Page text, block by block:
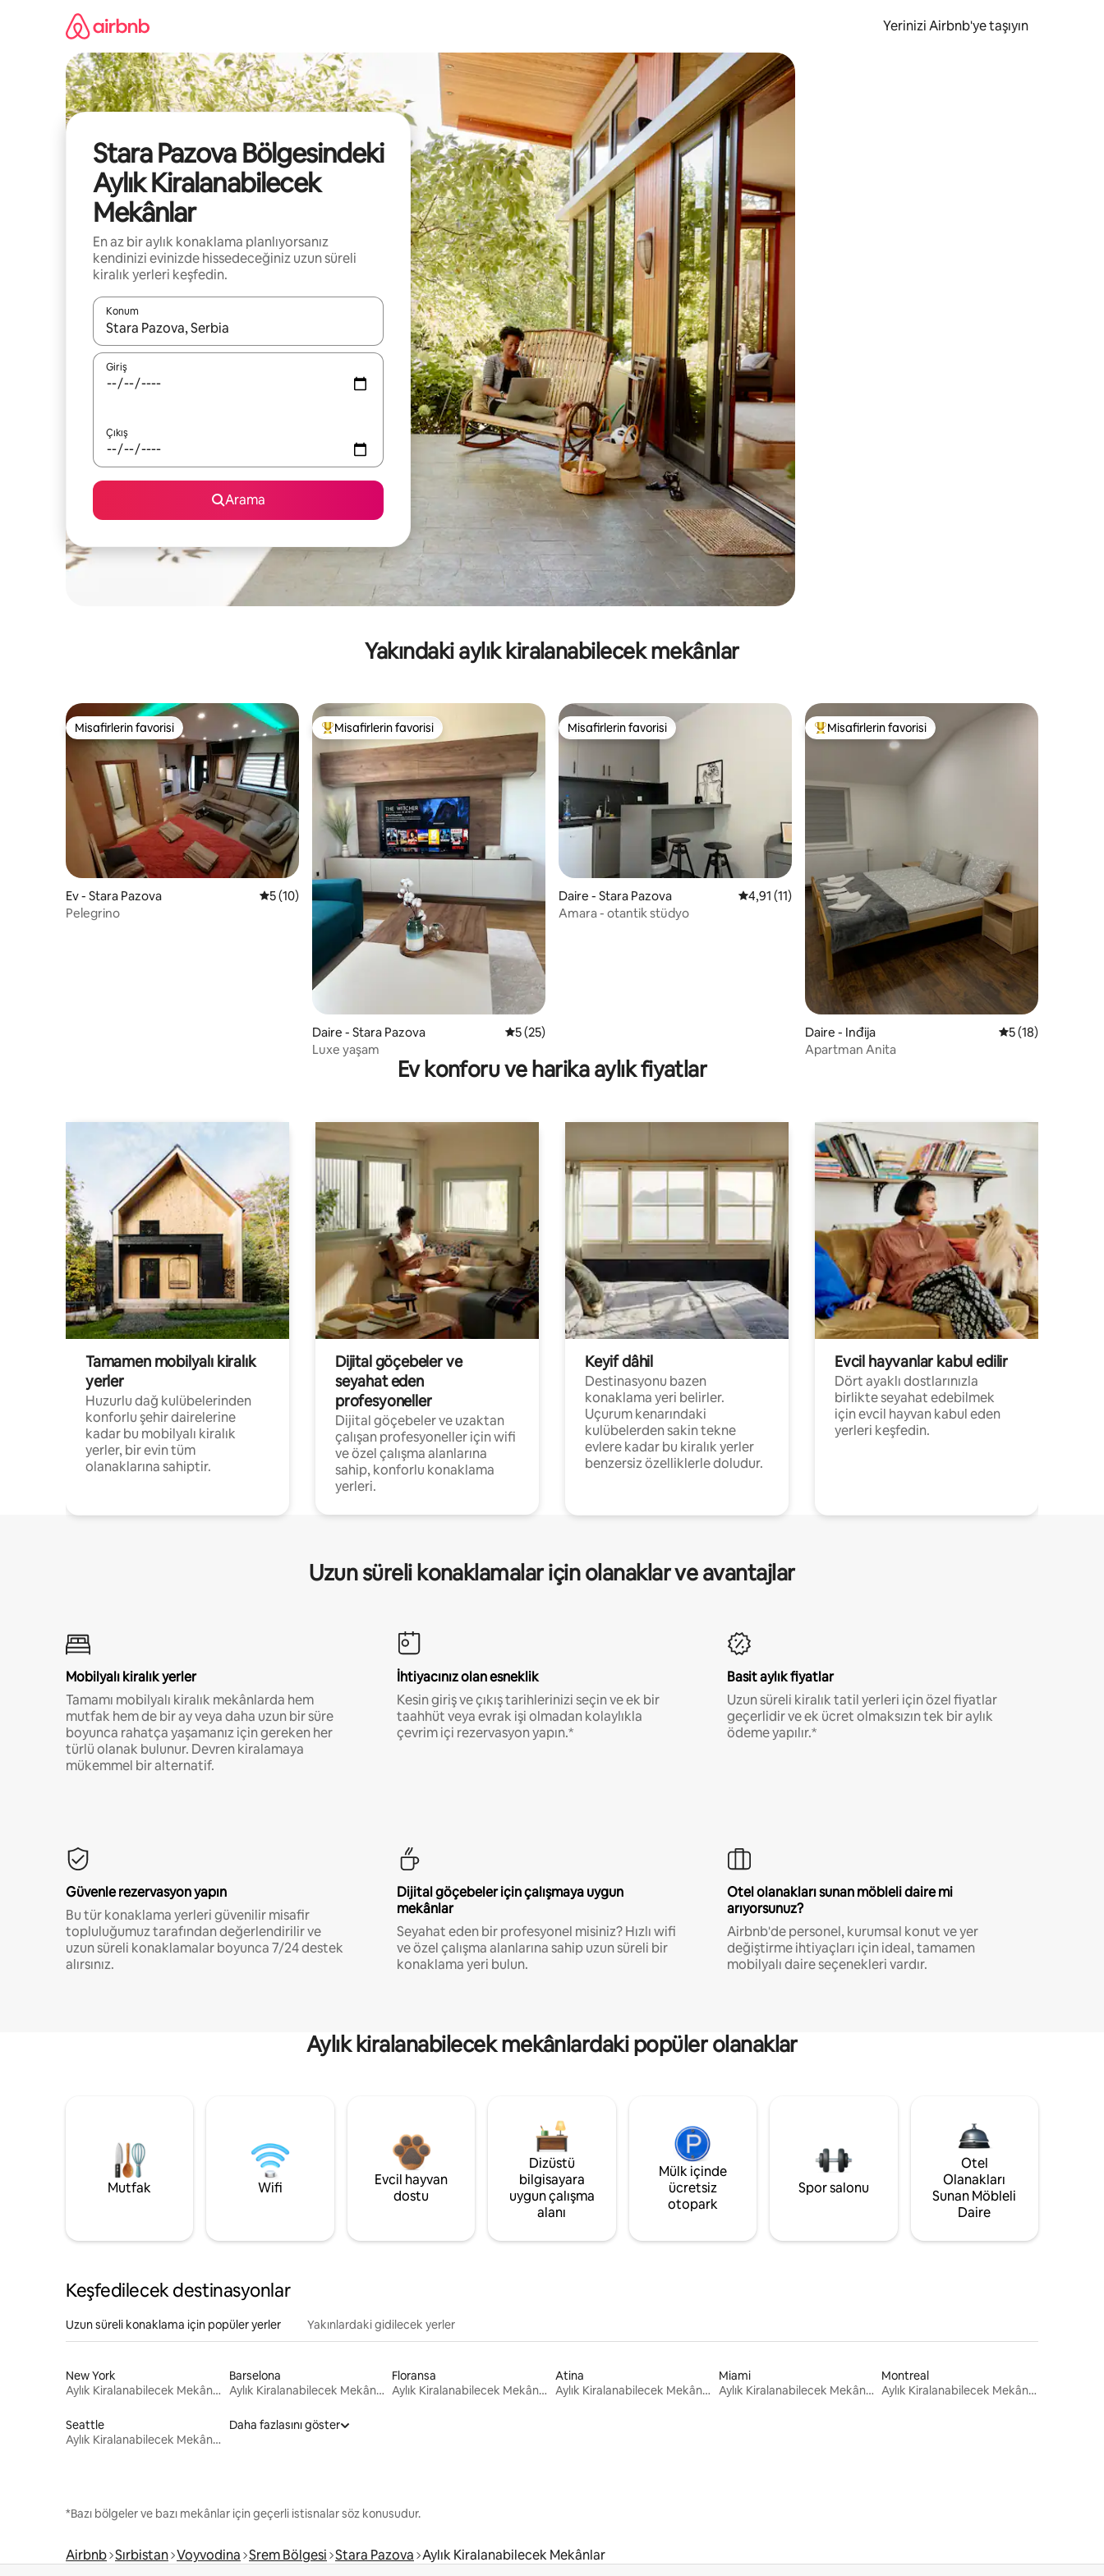
Yerinizi Airbnb'ye taşıyın
Stara Pazova Bölgesindeki
Aylık Kiralanabilecek
Mekânlar
En az bir aylık konaklama planlıyorsanız
kendinizi evinizde hissedeceğiniz uzun süreli
kiralık yerleri keşfedin.
Konum
Sonuçlar kullanılabilir olduğunda yukarı ve aşağı oklarıyla gezinin veya dokunarak ya da kaydırma hareketleriyle keşfedin.
Giriş
Çıkış
Arama
Yakındaki aylık kiralanabilecek mekânlar
Misafirlerin favorisi
Misafirlerin favorisi
Ev - Stara Pazova 5 üzerinden ortalama 5 puan, 10 değerlendirme
5 (10)
Pelegrino
Misafirlerin favorilerinden en beğenilenler arasında
Misafirlerin favorisi
Daire - Stara Pazova 5 üzerinden ortalama 5 puan, 25 değerlendirme
5 (25)
Luxe yaşam
Misafirlerin favorisi
Misafirlerin favorisi
Daire - Stara Pazova 5 üzerinden ortalama 4,91 puan, 11 değerlendirme
4,91 (11)
Amara - otantik stüdyo
Misafirlerin favorilerinden en beğenilenler arasında
Misafirlerin favorisi
Daire - Inđija 5 üzerinden
5 (18)
Apartman Anita
Ev konforu ve harika aylık fiyatlar
Tamamen mobilyalı kiralık
yerler
Huzurlu dağ kulübelerinden
konforlu şehir dairelerine
kadar bu mobilyalı kiralık
yerler, bir evin tüm
olanaklarına sahiptir.
Dijital göçebeler ve
seyahat eden
profesyoneller
Dijital göçebeler ve uzaktan
çalışan profesyoneller için wifi
ve özel çalışma alanlarına
sahip, konforlu konaklama
yerleri.
Keyif dâhil
Destinasyonu bazen
konaklama yeri belirler.
Uçurum kenarındaki
kulübelerden sakin tekne
evlere kadar bu kiralık yerler
benzersiz özelliklerle doludur.
Evcil hayvanlar kabul edilir
Dört ayaklı dostlarınızla
birlikte seyahat edebilmek
için evcil hayvan kabul eden
yerleri keşfedin.
Uzun süreli konaklamalar için olanaklar ve avantajlar
Mobilyalı kiralık yerler
Tamamı mobilyalı kiralık mekânlarda hem
mutfak hem de bir ay veya daha uzun bir süre
boyunca rahatça yaşamanız için gereken her
türlü olanak bulunur. Devren kiralamaya
mükemmel bir alternatif.
İhtiyacınız olan esneklik
Kesin giriş ve çıkış tarihlerinizi seçin ve ek bir
taahhüt veya evrak işi olmadan kolaylıkla
çevrim içi rezervasyon yapın.*
Basit aylık fiyatlar
Uzun süreli kiralık tatil yerleri için özel fiyatlar
geçerlidir ve ek ücret olmaksızın tek bir aylık
ödeme yapılır.*
Güvenle rezervasyon yapın
Bu tür konaklama yerleri güvenilir misafir
topluluğumuz tarafından değerlendirilir ve
uzun süreli konaklamalar boyunca 7/24 destek
alırsınız.
Dijital göçebeler için çalışmaya uygun
mekânlar
Seyahat eden bir profesyonel misiniz? Hızlı wifi
ve özel çalışma alanlarına sahip uzun süreli bir
konaklama yeri bulun.
Otel olanakları sunan möbleli daire mi
arıyorsunuz?
Airbnb'de personel, kurumsal konut ve yer
değiştirme ihtiyaçları için ideal, tamamen
mobilyalı daire seçenekleri vardır.
Aylık kiralanabilecek mekânlardaki popüler olanaklar
Mutfak Wifi
Evcil hayvan
dostu
Dizüstü
bilgisayara
uygun çalışma
alanı
Mülk içinde
ücretsiz
otopark
Spor salonu
Otel
Olanakları
Sunan Möbleli
Daire
Keşfedilecek destinasyonlar
Uzun süreli konaklama için popüler yerler Yakınlardaki gidilecek yerler
New York
Aylık Kiralanabilecek Mekânlar
Barselona
Aylık Kiralanabilecek Mekânlar
Floransa
Aylık Kiralanabilecek Mekânlar
Atina
Aylık Kiralanabilecek Mekânlar
Miami
Aylık Kiralanabilecek Mekânlar
Montreal
Aylık Kiralanabilecek Mekânlar
Seattle
Aylık Kiralanabilecek Mekânlar
Daha fazlasını göster
*Bazı bölgeler ve bazı mekânlar için geçerli istisnalar söz konusudur.
Airbnb Sırbistan Voyvodina Srem Bölgesi Stara Pazova Aylık Kiralanabilecek Mekânlar